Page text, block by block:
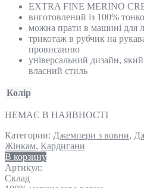
EXTRA FINE MERINO
виготовлений із 100%
можна прати в машині для
трикотаж в рубчик на
провисанню
універсальний дизайн,
власний стиль
Колір
НЕМАЄ В НАЯВНОСТІ
Категории: Джемпери з вовни,
Жінкам, Кардигани
В корзину
Артикул:
Склад